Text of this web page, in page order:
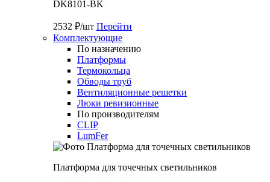
DK8101-BK
2532 ₽/шт Перейти
Комплектующие
По назначению
Платформы
Термокольца
Обводы труб
Вентиляционные решетки
Люки ревизионные
По производителям
CLIP
LumFer
Платформа для точечных светильников